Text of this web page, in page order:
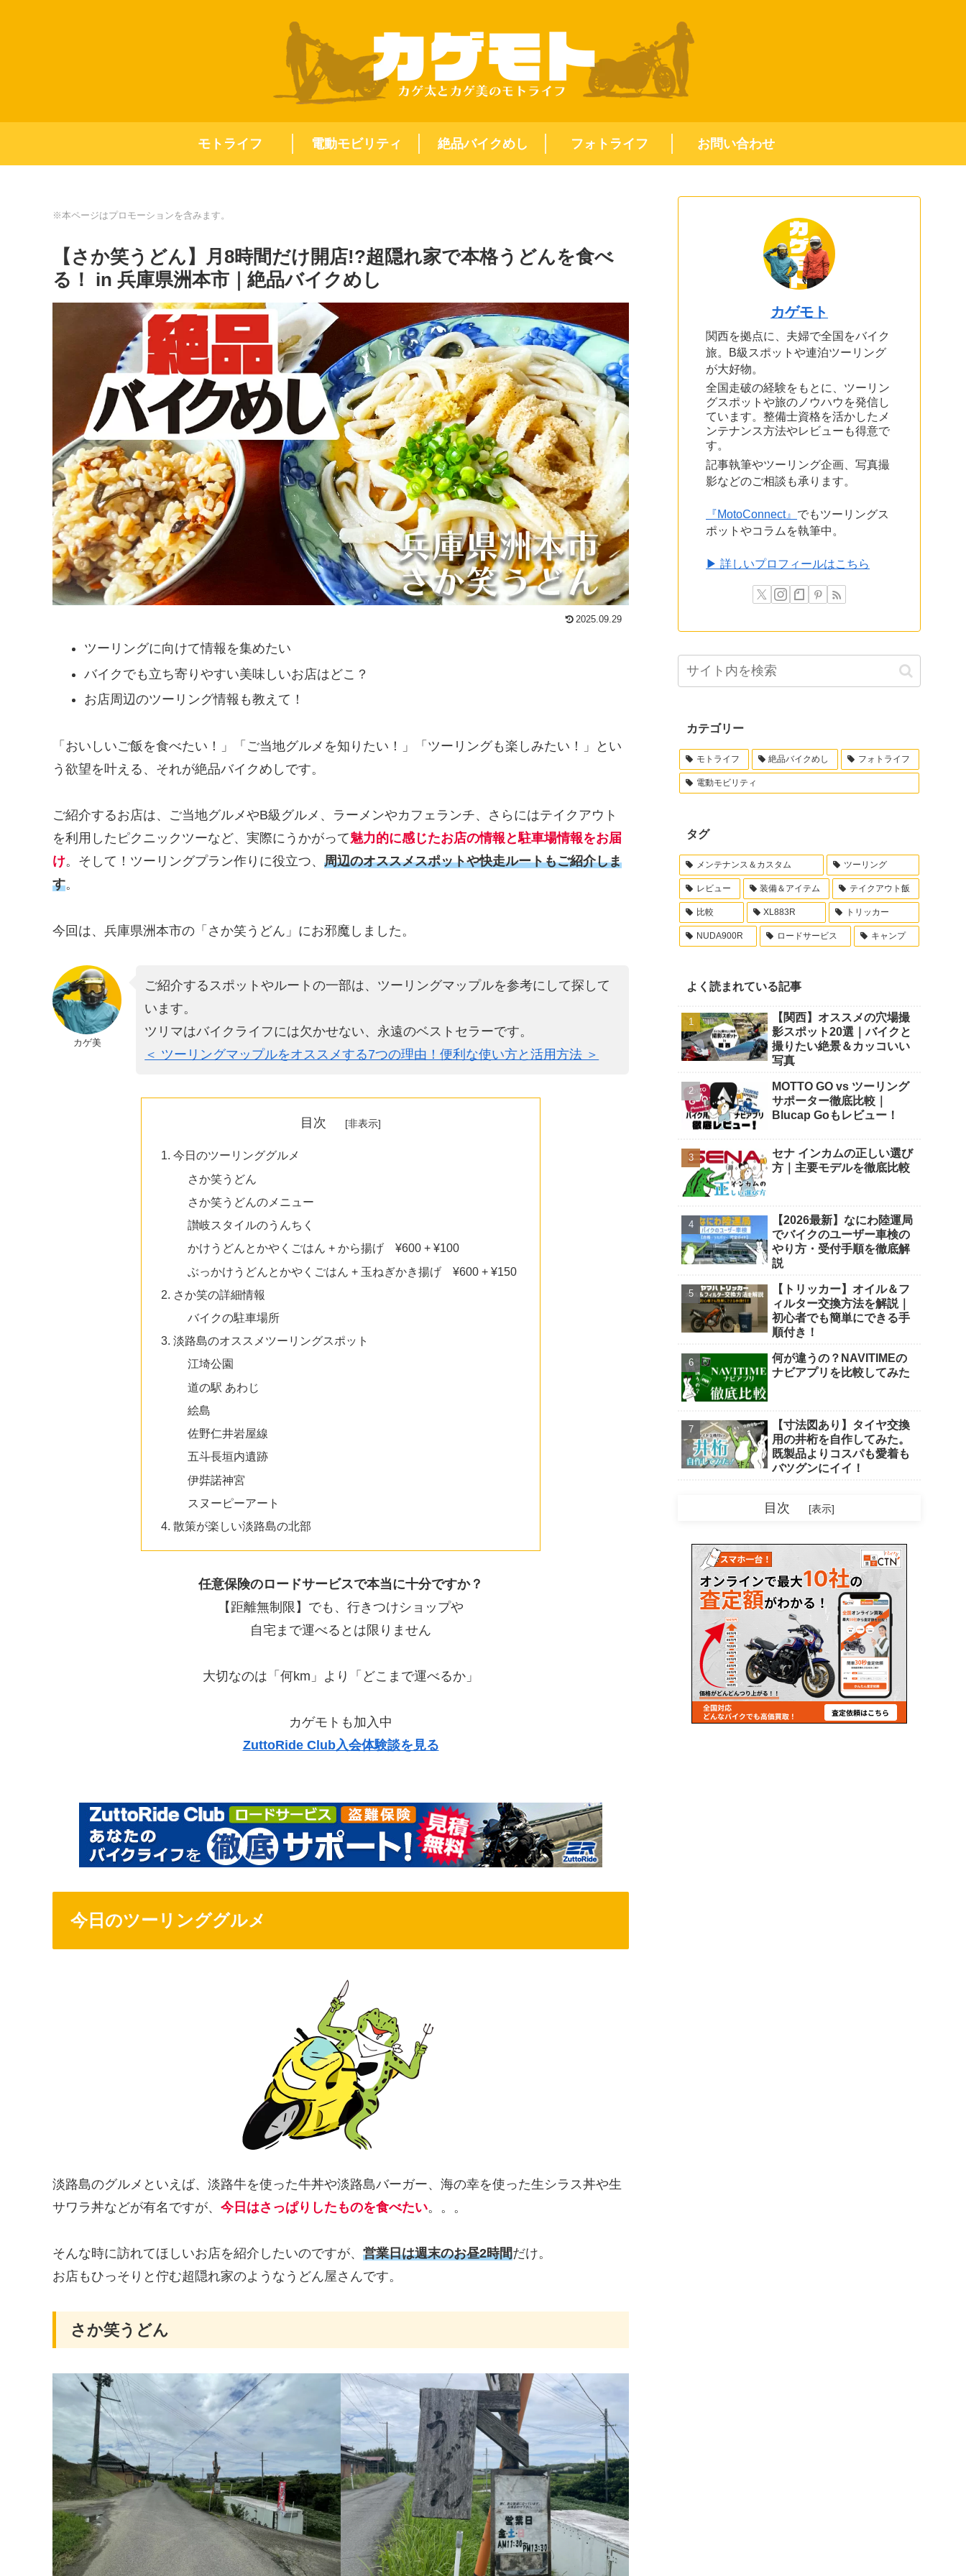
モトライフ 電動モビリティ 絶品バイクめし フォトライフ お問い合わせ
※本ページはプロモーションを含みます。
【さか笑うどん】月8時間だけ開店!?超隠れ家で本格うどんを食べ
る！ in 兵庫県洲本市｜絶品バイクめし
2025.09.29
ツーリングに向けて情報を集めたい
バイクでも立ち寄りやすい美味しいお店はどこ？
お店周辺のツーリング情報も教えて！
「おいしいご飯を食べたい！」「ご当地グルメを知りたい！」「ツーリングも楽しみたい！」とい
う欲望を叶える、それが絶品バイクめしです。
ご紹介するお店は、ご当地グルメやB級グルメ、ラーメンやカフェランチ、さらにはテイクアウト
を利用したピクニックツーなど、実際にうかがって魅力的に感じたお店の情報と駐車場情報をお届
け。そして！ツーリングプラン作りに役立つ、 周辺のオススメスポットや快走ルートもご紹介しま
す。
今回は、兵庫県洲本市の「さか笑うどん」にお邪魔しました。
カゲ美
ご紹介するスポットやルートの一部は、ツーリングマップルを参考にして探して
います。
ツリマはバイクライフには欠かせない、永遠のベストセラーです。
＜ ツーリングマップルをオススメする7つの理由！便利な使い方と活用方法 ＞
目次
今日のツーリンググルメ
さか笑うどん
さか笑うどんのメニュー
讃岐スタイルのうんちく
かけうどんとかやくごはん + から揚げ ¥600 + ¥100
ぶっかけうどんとかやくごはん + 玉ねぎかき揚げ ¥600 + ¥150
さか笑の詳細情報
バイクの駐車場所
淡路島のオススメツーリングスポット
江埼公園
道の駅 あわじ
絵島
佐野仁井岩屋線
五斗長垣内遺跡
伊弉諾神宮
スヌーピーアート
散策が楽しい淡路島の北部
任意保険のロードサービスで本当に十分ですか？
【距離無制限】でも、行きつけショップや
自宅まで運べるとは限りません
大切なのは「何km」より「どこまで運べるか」
カゲモトも加入中
ZuttoRide Club入会体験談を見る
今日のツーリンググルメ
淡路島のグルメといえば、淡路牛を使った牛丼や淡路島バーガー、海の幸を使った生シラス丼や生
サワラ丼などが有名ですが、 今日はさっぱりしたものを食べたい。。。
そんな時に訪れてほしいお店を紹介したいのですが、 営業日は週末のお昼2時間だけ。
お店もひっそりと佇む超隠れ家のようなうどん屋さんです。
さか笑うどん
カゲモト
関西を拠点に、夫婦で全国をバイク
旅。B級スポットや連泊ツーリング
が大好物。
全国走破の経験をもとに、ツーリン
グスポットや旅のノウハウを発信し
ています。整備士資格を活かしたメ
ンテナンス方法やレビューも得意で
す。
記事執筆やツーリング企画、写真撮
影などのご相談も承ります。
『MotoConnect』 でもツーリングス
ポットやコラムを執筆中。
▶ 詳しいプロフィールはこちら
カテゴリー
モトライフ 絶品バイクめし フォトライフ
電動モビリティ
タグ
メンテナンス＆カスタム ツーリング
レビュー 装備＆アイテム テイクアウト飯
比較 XL883R トリッカー
NUDA900R ロードサービス キャンプ
よく読まれている記事
【関西】オススメの穴場撮
影スポット20選｜バイクと
撮りたい絶景＆カッコいい
写真
MOTTO GO vs ツーリング
サポーター徹底比較｜
Blucap Goもレビュー！
セナ インカムの正しい選び
方｜主要モデルを徹底比較
【2026最新】なにわ陸運局
でバイクのユーザー車検の
やり方・受付手順を徹底解
説
【トリッカー】オイル＆フ
ィルター交換方法を解説｜
初心者でも簡単にできる手
順付き！
何が違うの？NAVITIMEの
ナビアプリを比較してみた
【寸法図あり】タイヤ交換
用の井桁を自作してみた。
既製品よりコスパも愛着も
バツグンにイイ！
目次